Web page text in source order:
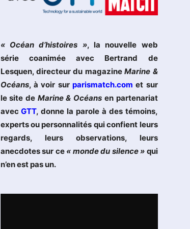
« Océan d’histoires », la nouvelle web
série coanimée avec Bertrand de
Lesquen, directeur du magazineMarine &
Océans, à voir sur parismatch.com et sur
le site de Marine & Océans en partenariat
avecGTT, donne la parole à des témoins,
experts ou personnalités qui confient leurs
regards, leurs observations, leurs
anecdotes sur ce « monde du silence » qui
n’en est pas un.